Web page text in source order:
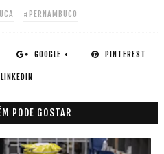
#PERNAMBUCO
GOOGLE + PINTEREST
LINKEDIN
PODE GOSTAR